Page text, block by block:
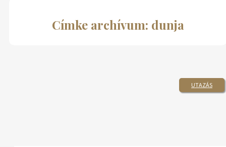
Címke archívum: dunja
UTAZÁS